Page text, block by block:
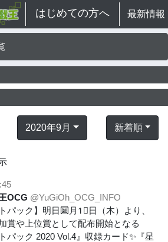
はじめての方へ 最新情報
2020年9月 新着順
OCG @YuGiOh_OCG_INFO
パック】明日🔟月1⃣日（木）より、
賞や上位賞として配布開始となる
パック 2020 Vol.4』収録カード✨『星